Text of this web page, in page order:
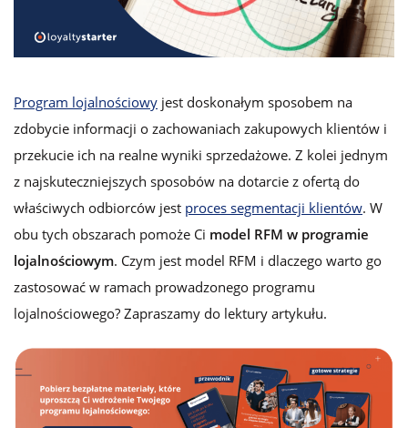
Program lojalnościowy jest doskonałym sposobem na
zdobycie informacji o zachowaniach zakupowych klientów i
przekucie ich na realne wyniki sprzedażowe. Z kolei jednym
z najskuteczniejszych sposobów na dotarcie z ofertą do
właściwych odbiorców jest proces segmentacji klientów. W
obu tych obszarach pomoże Ci model RFM w programie
lojalnościowym. Czym jest model RFM i dlaczego warto go
zastosować w ramach prowadzonego programu
lojalnościowego? Zapraszamy do lektury artykułu.